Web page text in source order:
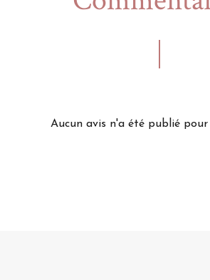
Aucun avis n'a été publié